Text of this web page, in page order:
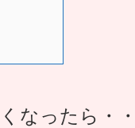
なったら・